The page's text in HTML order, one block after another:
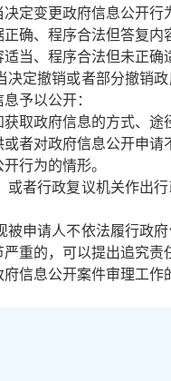
定变更政府信息公开行
确、程序合法但答复内
当、程序合法但未正确
定撤销或者部分撤销
予以公开：
取政府信息的方式、
者对政府信息公开申
行为的情形。
者行政复议机关作出
申请人不依法履行政
重的，可以提出追究责
信息公开案件审理工作